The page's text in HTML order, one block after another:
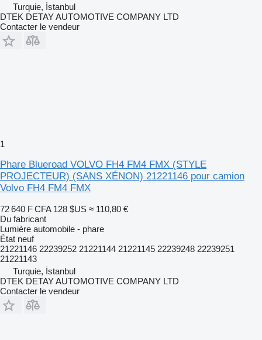
Turquie, İstanbul
DTEK DETAY AUTOMOTIVE COMPANY LTD
Contacter le vendeur
1
Phare Blueroad VOLVO FH4 FM4 FMX (STYLE
PROJECTEUR) (SANS XÉNON) 21221146 pour camion
Volvo FH4 FM4 FMX
72 640 F CFA 128 $US ≈ 110,80 €
Du fabricant
Lumière automobile - phare
État neuf
21221146 22239252 21221144 21221145 22239248 22239251
21221143
Turquie, İstanbul
DTEK DETAY AUTOMOTIVE COMPANY LTD
Contacter le vendeur